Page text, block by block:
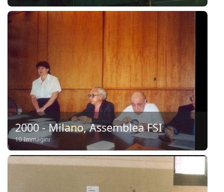
2000 - Milano, Assemblea FSI
10 Immagini